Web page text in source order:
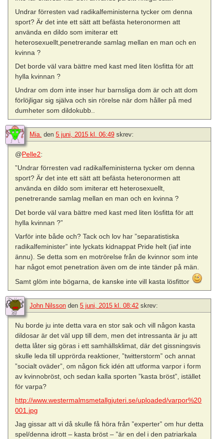
Undrar förresten vad radikalfeministerna tycker om denna
sport? Är det inte ett sätt att befästa heteronormen att
använda en dildo som imiterar ett
heterosexuellt,penetrerande samlag mellan en man och en
kvinna ?
Det borde väl vara bättre med kast med liten lösfitta för att
hylla kvinnan ?
Undrar om dom inte inser hur barnsliga dom är och att dom
förlöjligar sig själva och sin rörelse när dom håller på med
dumheter som dildokubb..
Mia. den 5 juni, 2015 kl. 06:49 skrev:
@Pelle2:
”Undrar förresten vad radikalfeministerna tycker om denna
sport? Är det inte ett sätt att befästa heteronormen att
använda en dildo som imiterar ett heterosexuellt,
penetrerande samlag mellan en man och en kvinna ?
Det borde väl vara bättre med kast med liten lösfitta för att
hylla kvinnan ?”
Varför inte både och? Tack och lov har ”separatistiska
radikalfeminister” inte lyckats kidnappat Pride helt (iaf inte
ännu). Se detta som en motrörelse från de kvinnor som inte
har något emot penetration även om de inte tänder på män.
Samt glöm inte bögarna, de kanske inte vill kasta lösfittor
John Nilsson den 5 juni, 2015 kl. 08:42 skrev:
Nu borde ju inte detta vara en stor sak och vill någon kasta
dildosar är det väl upp till dem, men det intressanta är ju att
detta låter sig göras i ett samhällsklimat, där det gissningsvis
skulle leda till upprörda reaktioner, ”twitterstorm” och annat
”socialt oväder”, om någon fick idén att utforma varpor i form
av kvinnobröst, och sedan kalla sporten ”kasta bröst”, istället
för varpa?
http://www.westermalmsmetallgjuteri.se/uploaded/varpor%20
001.jpg
Jag gissar att vi då skulle få höra från ”experter” om hur detta
spel/denna idrott – kasta bröst – ”är en del i den patriarkala